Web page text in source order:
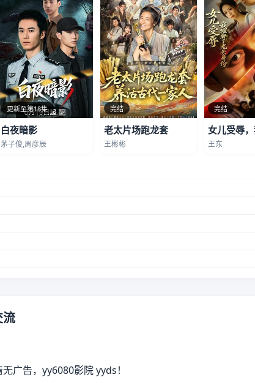
更新至第18集
白夜暗影
茅子俊,周彦辰
完结
老太片场跑龙套
王彬彬
完结
女儿受辱
王东
流
广告，yy6080影院 yyds！